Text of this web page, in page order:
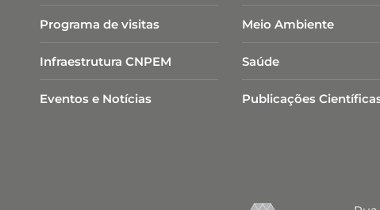
Programa de visitas
Infraestrutura CNPEM
Eventos e Notícias
Meio Ambiente
Saúde
Publicações